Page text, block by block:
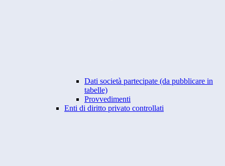
Dati società partecipate (da pubblicare in
tabelle)
Provvedimenti
Enti di diritto privato controllati